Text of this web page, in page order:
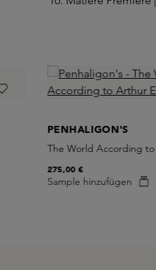
PENHALIGON'S
The World According
Sample hinzufügen
275,00 €